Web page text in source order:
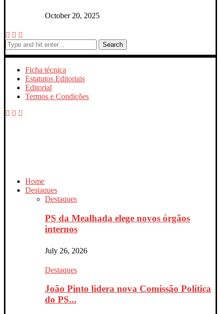
October 20, 2025
Search
Ficha técnica
Estatutos Editoriais
Editorial
Termos e Condições
Home
Destaques
Destaques
PS da Mealhada elege novos órgãos
internos
July 26, 2026
Destaques
João Pinto lidera nova Comissão Política
do PS...